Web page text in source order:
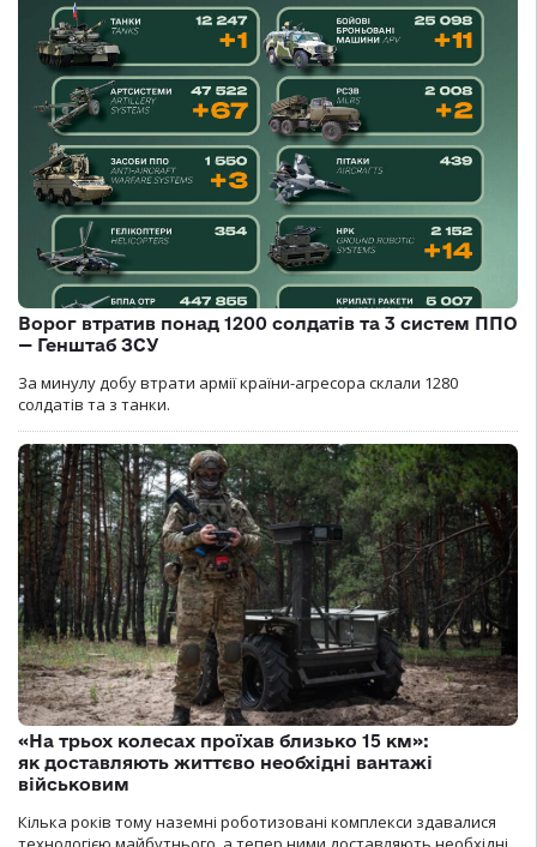
Ворог втратив понад 1200 солдатів та 3 систем ППО
— Генштаб ЗСУ
За минулу добу втрати армії країни-агресора склали 1280
солдатів та з танки.
«На трьох колесах проїхав близько 15 км»:
як доставляють життєво необхідні вантажі
військовим
Кілька років тому наземні роботизовані комплекси здавалися